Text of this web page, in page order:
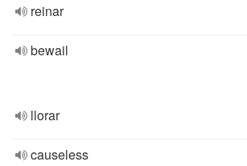
reinar
bewail
llorar
causeless